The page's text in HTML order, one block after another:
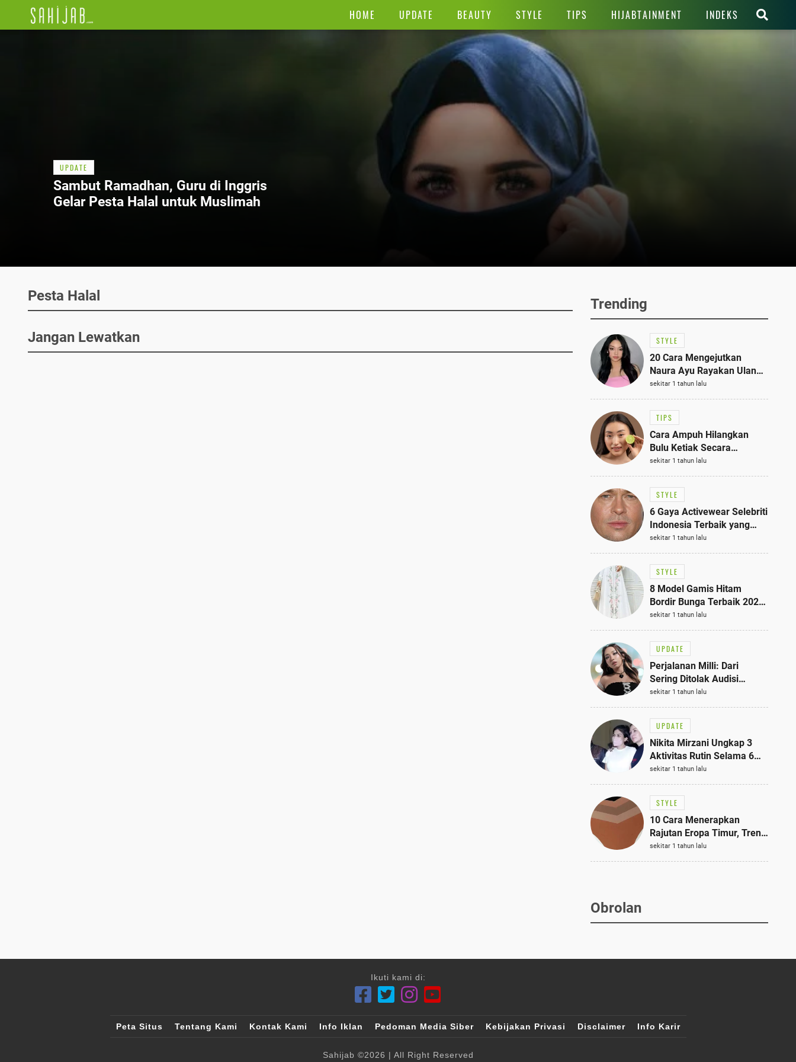
HOME UPDATE BEAUTY STYLE TIPS HIJABTAINMENT INDEKS
UPDATE
Sambut Ramadhan, Guru di Inggris
Gelar Pesta Halal untuk Muslimah
Pesta Halal
Jangan Lewatkan
Trending
STYLE
20 Cara Mengejutkan
Naura Ayu Rayakan Ulang
Tahun di Panti Asuhan,
Terlihat Anggun dengan
Kaftan Cokelat
sekitar 1 tahun lalu
TIPS
Cara Ampuh Hilangkan
Bulu Ketiak Secara
Permanen dalam 5
Langkah Sederhana
sekitar 1 tahun lalu
STYLE
6 Gaya Activewear Selebriti
Indonesia Terbaik yang
Bisa Jadi Inspirasi
Fashionmu
sekitar 1 tahun lalu
STYLE
8 Model Gamis Hitam
Bordir Bunga Terbaik 2025,
Stylish untuk Hangout
hingga Acara Semi-Formal
sekitar 1 tahun lalu
UPDATE
Perjalanan Milli: Dari
Sering Ditolak Audisi
hingga Menjadi Rapper Top
10 Thailand
sekitar 1 tahun lalu
UPDATE
Nikita Mirzani Ungkap 3
Aktivitas Rutin Selama 6
Bulan di Rutan Pondok
Bambu, Terungkap!
sekitar 1 tahun lalu
STYLE
10 Cara Menerapkan
Rajutan Eropa Timur, Tren
Mode Terbaik dan Paling
Dicari 2023
sekitar 1 tahun lalu
Obrolan
Ikuti kami di:
Peta Situs Tentang Kami Kontak Kami Info Iklan Pedoman Media Siber Kebijakan Privasi Disclaimer Info Karir
Sahijab ©2026 | All Right Reserved